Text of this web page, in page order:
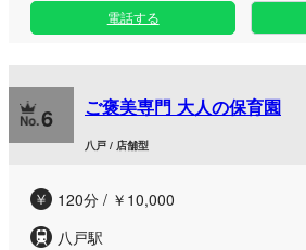
くのお客様から「安心して任せられる
いた照明と心地よい雰囲気が漂います。
から一歩離れて、周囲の目を気にするこ
特別な安らぎのひとときをご堪能いた
全なリラクゼーションサロンであり、
の時間をお楽しみください。
電話する
6 ご褒美専門 大人の保育園
八戸 / 店舗型
120分 / ￥10,000
八戸駅